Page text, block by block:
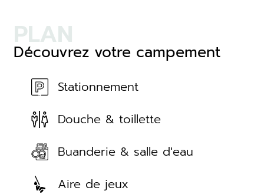
PLAN
Découvrez votre campement
Stationnement
Douche & toillette
Buanderie & salle d'eau
Aire de jeux